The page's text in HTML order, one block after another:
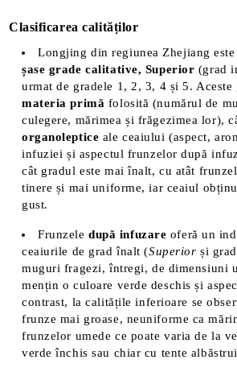
Clasificarea calităților
Longjing din regiunea Zhejiang
șase grade calitative, Superior (grad
urmat de gradele 1, 2, 3, 4 și 5​. Aceste
materia primă folosită (numărul de
culegere, mărimea și frăgezimea lor),
organoleptice ale ceaiului (aspect,
infuziei și aspectul frunzelor după
cât gradul este mai înalt, cu atât
tinere și mai uniforme, iar ceaiul
gust.
Frunzeledupă infuzare oferă un
ceaiurile de grad înalt (Superior și
muguri fragezi, întregi, de dimensiuni
mențin o culoare verde deschis și
contrast, la calitățile inferioare se
frunze mai groase, neuniforme ca
frunzelor umede ce poate varia de la
verde închis sau chiar cu tente